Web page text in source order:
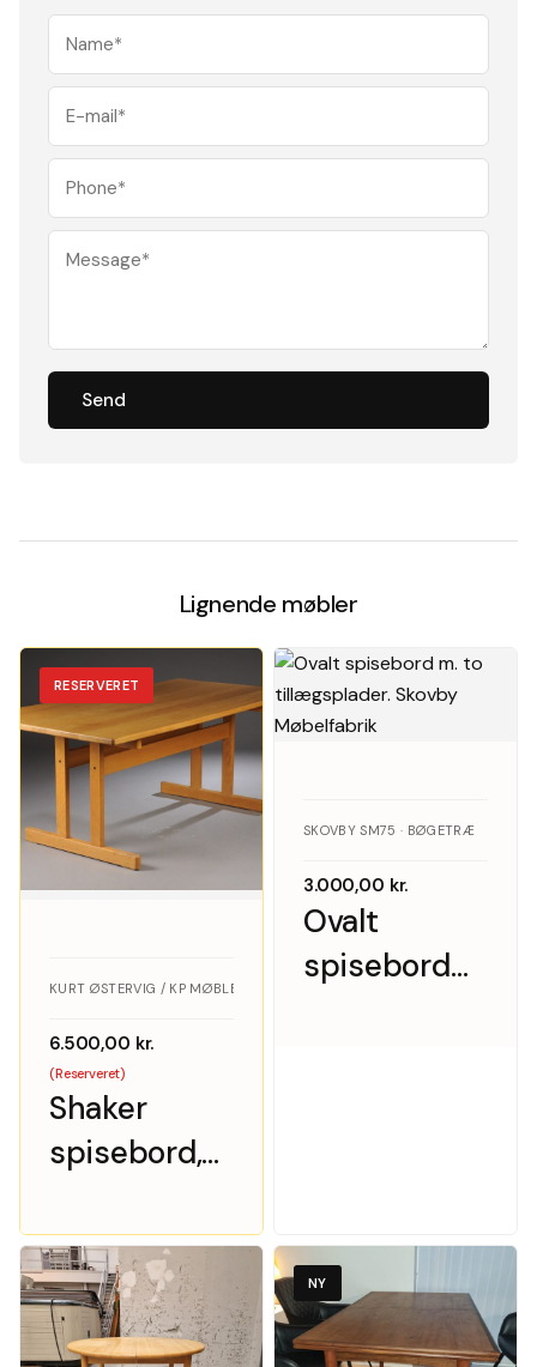
Send
Lignende møbler
RESERVERET
Shaker
spisebord,
egetræ, Kurt
Østervig
KURT ØSTERVIG / KP MØBLER · EGETRÆ
6.500,00 kr.
(Reserveret)
Ovalt
spisebord
SKOVBY SM75 · BØGETRÆ
3.000,00 kr.
NY